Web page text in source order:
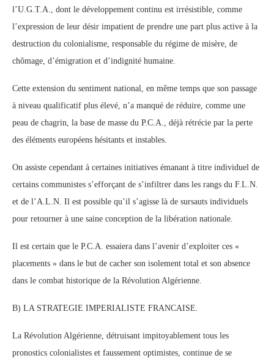
l’U.G.T.A., dont le développement continu est irrésistible, comme
l’expression de leur désir impatient de prendre une part plus active à la
destruction du colonialisme, responsable du régime de misère, de
chômage, d’émigration et d’indignité humaine.
Cette extension du sentiment national, en même temps que son passage
à niveau qualificatif plus élevé, n’a manqué de réduire, comme une
peau de chagrin, la base de masse du P.C.A., déjà rétrécie par la perte
des éléments européens hésitants et instables.
On assiste cependant à certaines initiatives émanant à titre individuel de
certains communistes s’efforçant de s’infiltrer dans les rangs du F.L.N.
et de l’A.L.N. Il est possible qu’il s’agisse là de sursauts individuels
pour retourner à une saine conception de la libération nationale.
Il est certain que le P.C.A. essaiera dans l’avenir d’exploiter ces «
placements » dans le but de cacher son isolement total et son absence
dans le combat historique de la Révolution Algérienne.
B) LA STRATEGIE IMPERIALISTE FRANCAISE.
La Révolution Algérienne, détruisant impitoyablement tous les
pronostics colonialistes et faussement optimistes, continue de se